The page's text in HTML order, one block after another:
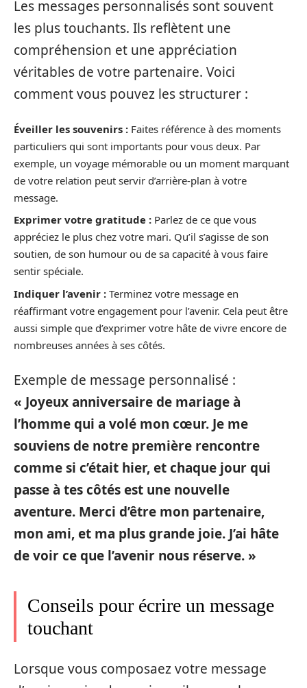
Les messages personnalisés sont souvent
les plus touchants. Ils reflètent une
compréhension et une appréciation
véritables de votre partenaire. Voici
comment vous pouvez les structurer :
Éveiller les souvenirs : Faites référence à des moments
particuliers qui sont importants pour vous deux. Par
exemple, un voyage mémorable ou un moment marquant
de votre relation peut servir d’arrière-plan à votre
message.
Exprimer votre gratitude : Parlez de ce que vous
appréciez le plus chez votre mari. Qu’il s’agisse de son
soutien, de son humour ou de sa capacité à vous faire
sentir spéciale.
Indiquer l’avenir : Terminez votre message en
réaffirmant votre engagement pour l’avenir. Cela peut être
aussi simple que d’exprimer votre hâte de vivre encore de
nombreuses années à ses côtés.
Exemple de message personnalisé :
« Joyeux anniversaire de mariage à
l’homme qui a volé mon cœur. Je me
souviens de notre première rencontre
comme si c’était hier, et chaque jour qui
passe à tes côtés est une nouvelle
aventure. Merci d’être mon partenaire,
mon ami, et ma plus grande joie. J’ai hâte
de voir ce que l’avenir nous réserve. »
Conseils pour écrire un message
touchant
Lorsque vous composaez votre message